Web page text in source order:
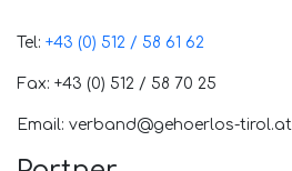
Tel: +43 (0) 512 / 58 61 62
Fax: +43 (0) 512 / 58 70 25
Email: verband@gehoerlos-tirol.at